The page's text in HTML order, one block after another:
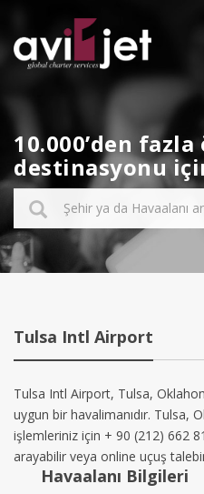
10.000’den
destinasyonu
Tulsa Intl Airport
Tulsa Intl Airport, Tulsa,
uygun bir havalimanıdır. Tulsa,
işlemleriniz için + 90 (212) 662
arayabilir veya online uçuş
Havaalanı Bilgileri